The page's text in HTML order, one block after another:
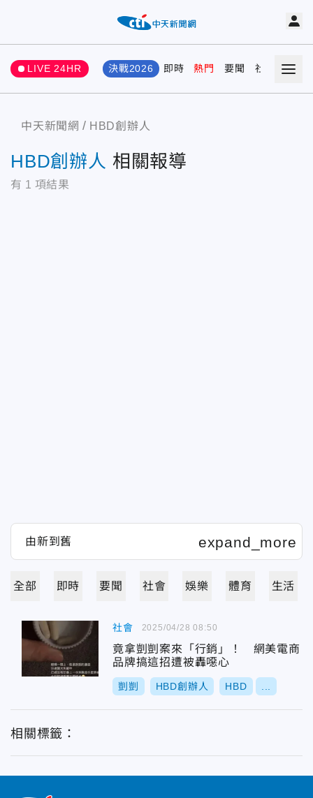
LIVE 24HR 決戰2026 即時 熱門 要聞 社會 娛樂
中天新聞網 HBD創辦人
HBD創辦人 相關報導
有 1 項結果
全部 即時 要聞 社會 娛樂 體育 生活
社會
竟拿剴剴案來「行銷」！ 網美電商
品牌搞這招遭被轟噁心
剴剴 HBD創辦人 HBD
2025/04/28 08:50
相關標籤：